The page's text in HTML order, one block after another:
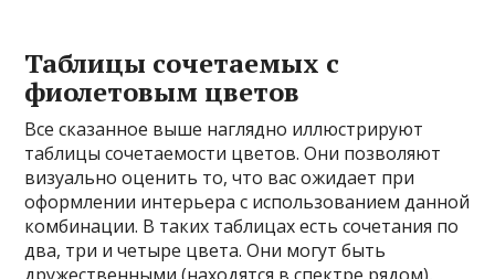
Таблицы сочетаемых с
фиолетовым цветов
Все сказанное выше наглядно иллюстрируют
таблицы сочетаемости цветов. Они позволяют
визуально оценить то, что вас ожидает при
оформлении интерьера с использованием данной
комбинации. В таких таблицах есть сочетания по
два, три и четыре цвета. Они могут быть